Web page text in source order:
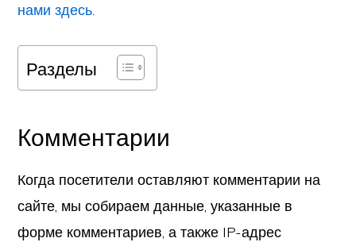
нами здесь.
Разделы
Комментарии
Когда посетители оставляют комментарии на
сайте, мы собираем данные, указанные в
форме комментариев, а также IP-адрес